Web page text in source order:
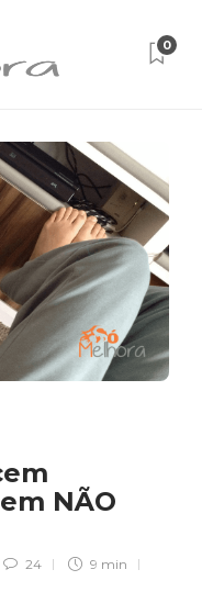
0
NÃO
24
9 min